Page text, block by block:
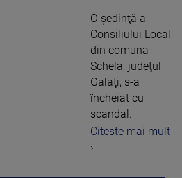
O şedinţă a
Consiliului Local
din comuna
Schela, judeţul
Galaţi, s-a
încheiat cu
scandal.
Citeste mai mult
›